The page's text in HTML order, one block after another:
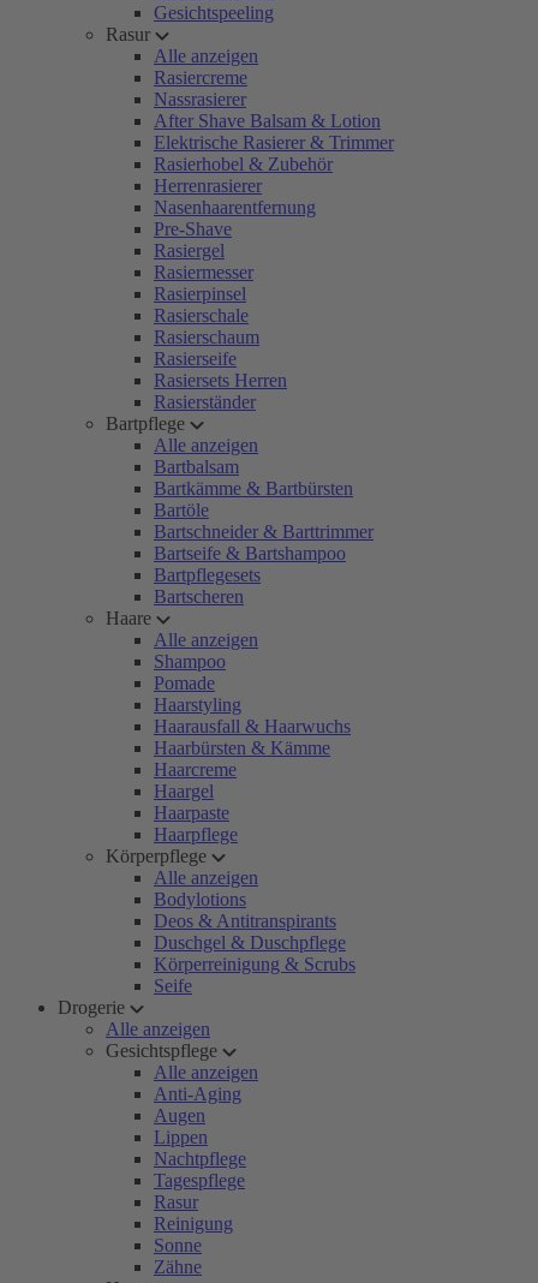
Gesichtspeeling
Rasur
Alle anzeigen
Rasiercreme
Nassrasierer
After Shave Balsam & Lotion
Elektrische Rasierer & Trimmer
Rasierhobel & Zubehör
Herrenrasierer
Nasenhaarentfernung
Pre-Shave
Rasiergel
Rasiermesser
Rasierpinsel
Rasierschale
Rasierschaum
Rasierseife
Rasiersets Herren
Rasierständer
Bartpflege
Alle anzeigen
Bartbalsam
Bartkämme & Bartbürsten
Bartöle
Bartschneider & Barttrimmer
Bartseife & Bartshampoo
Bartpflegesets
Bartscheren
Haare
Alle anzeigen
Shampoo
Pomade
Haarstyling
Haarausfall & Haarwuchs
Haarbürsten & Kämme
Haarcreme
Haargel
Haarpaste
Haarpflege
Körperpflege
Alle anzeigen
Bodylotions
Deos & Antitranspirants
Duschgel & Duschpflege
Körperreinigung & Scrubs
Seife
Drogerie
Alle anzeigen
Gesichtspflege
Alle anzeigen
Anti-Aging
Augen
Lippen
Nachtpflege
Tagespflege
Rasur
Reinigung
Sonne
Zähne